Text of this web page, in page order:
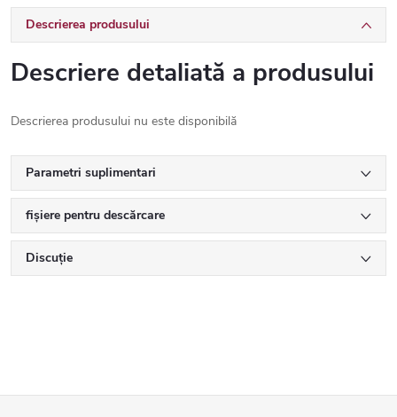
Descrierea produsului
Descriere detaliată a produsului
Descrierea produsului nu este disponibilă
Parametri suplimentari
fișiere pentru descărcare
Discuţie